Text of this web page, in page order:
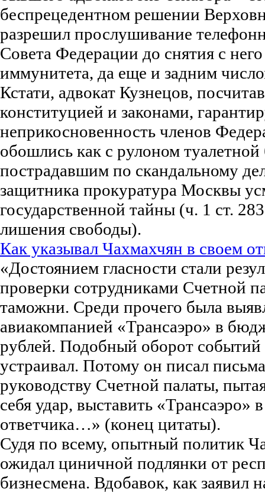
беспрецедентном решении
разрешил прослушивание
Совета Федерации до снятия с него
иммунитета, да еще и задним
Кстати, адвокат Кузнецов,
конституцией и законами,
неприкосновенность членов
обошлись как с рулоном туалетной
пострадавшим по скандальному
защитника прокуратура Москвы
государственной тайны (ч. 1 ст.
лишения свободы).
Как указывал Чахмахчян в своем
«Достоянием гласности стали
проверки сотрудниками Счетной
таможни. Среди прочего была
авиакомпанией «Трансаэро» в
рублей. Подобный оборот
устраивал. Потому он писал
руководству Счетной палаты,
себя удар, выставить «Трансаэро»
ответчика…» (конец цитаты).
Судя по всему, опытный политик
ожидал циничной подлянки от
бизнесмена. Вдобавок, как заявил